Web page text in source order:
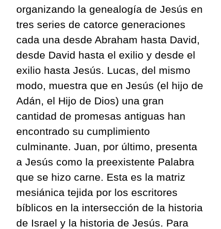
organizando la genealogía de Jesús en
tres series de catorce generaciones
cada una desde Abraham hasta David,
desde David hasta el exilio y desde el
exilio hasta Jesús. Lucas, del mismo
modo, muestra que en Jesús (el hijo de
Adán, el Hijo de Dios) una gran
cantidad de promesas antiguas han
encontrado su cumplimiento
culminante. Juan, por último, presenta
a Jesús como la preexistente Palabra
que se hizo carne. Esta es la matriz
mesiánica tejida por los escritores
bíblicos en la intersección de la historia
de Israel y la historia de Jesús. Para